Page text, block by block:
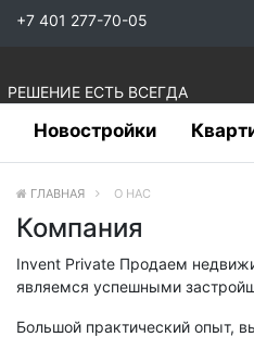
+7 401 277-70-05
РЕШЕНИЕ ЕСТЬ ВСЕГДА
Новостройки
ГЛАВНАЯ О НАС
Компания
Invent Private Продаем
являемся успешными
Большой практический опыт,